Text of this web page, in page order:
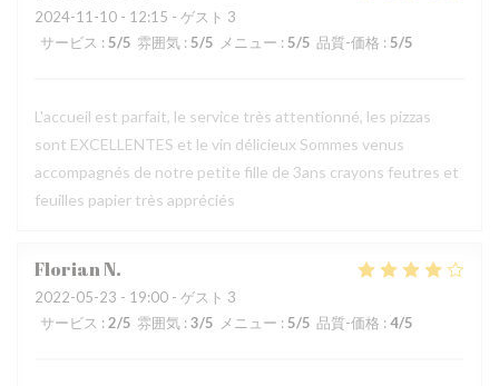
2024-11-10 - 12:15 - ゲスト 3
サービス : 5/5 雰囲気 : 5/5 メニュー : 5/5 品質-価格 : 5/5
L'accueil est parfait, le service très attentionné, les pizzas
sont EXCELLENTES et le vin délicieux Sommes venus
accompagnés de notre petite fille de 3ans crayons feutres et
feuilles papier très appréciés
FlorianN
2022-05-23 - 19:00 - ゲスト 3
サービス : 2/5 雰囲気 : 3/5 メニュー : 5/5 品質-価格 : 4/5